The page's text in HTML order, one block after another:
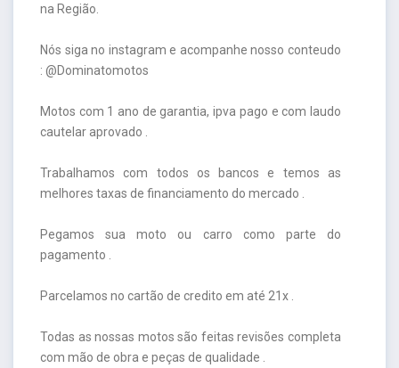
na Região.
Nós siga no instagram e acompanhe nosso conteudo
: @Dominatomotos
Motos com 1 ano de garantia, ipva pago e com laudo
cautelar aprovado .
Trabalhamos com todos os bancos e temos as
melhores taxas de financiamento do mercado .
Pegamos sua moto ou carro como parte do
pagamento .
Parcelamos no cartão de credito em até 21x .
Todas as nossas motos são feitas revisões completa
com mão de obra e peças de qualidade .